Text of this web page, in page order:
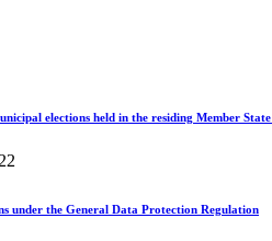
elections held in the residing Member
under the General Data Protection Regulation